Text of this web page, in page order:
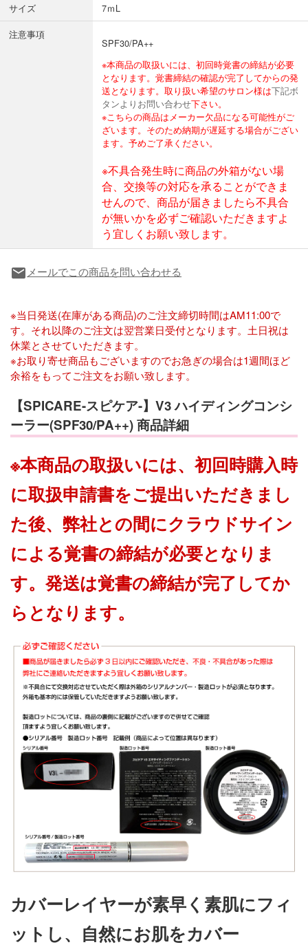
サイズ
7ｍL
注意事項
SPF30/PA++
※本商品の取扱いには、初回時覚書の締結が必要
となります。覚書締結の確認が完了してからの発
送となります。取り扱い希望のサロン様は下記ボ
タンよりお問い合わせ下さい。
※こちらの商品はメーカー欠品になる可能性がご
ざいます。そのため納期が遅延する場合がござい
ます。予めご了承ください。
※不具合発生時に商品の外箱がない場
合、交換等の対応を承ることができま
せんので、商品が届きましたら不具合
が無いかを必ずご確認いただきますよ
う宜しくお願い致します。
local_post_officeメールでこの商品を問い合わせる
※当日発送(在庫がある商品)のご注文締切時間はAM11:00で
す。それ以降のご注文は翌営業日受付となります。土日祝は
休業とさせていただきます。
※お取り寄せ商品もございますのでお急ぎの場合は1週間ほど
余裕をもってご注文をお願い致します。
【SPICARE-スピケア-】V3 ハイディングコンシ
ーラー(SPF30/PA++) 商品詳細
※本商品の取扱いには、初回時購入時
に取扱申請書をご提出いただきまし
た後、弊社との間にクラウドサイン
による覚書の締結が必要となりま
す。発送は覚書の締結が完了してか
らとなります。
カバーレイヤーが素早く素肌にフィ
ットし、自然にお肌をカバー